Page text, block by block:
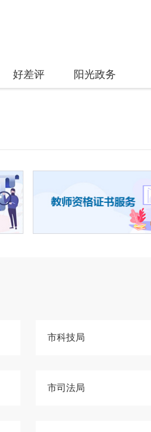
好差评 阳光政务
市科技局
市司法局